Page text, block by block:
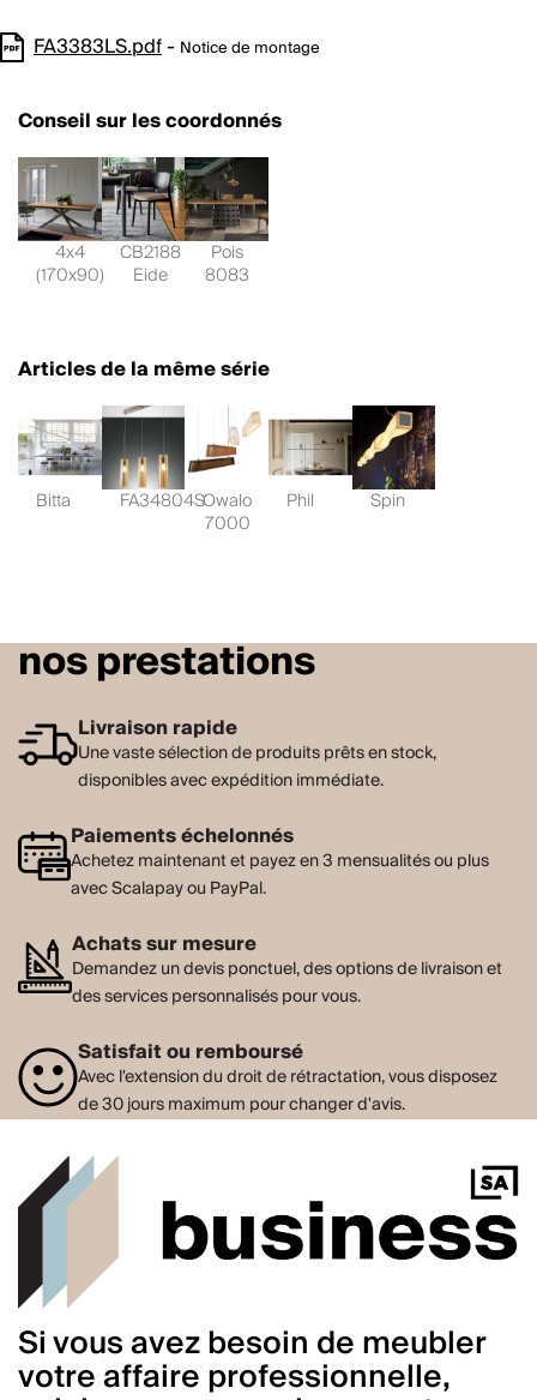
FA3383LS.pdf- Notice de montage
Conseil sur les coordonnés
4x4
(170x90)
CB2188
Eide
Pois
8083
Articles de la même série
Bitta FA34804SOwalo
7000
Phil Spin
nos prestations
Livraison rapide
Une vaste sélection de produits prêts en stock,
disponibles avec expédition immédiate.
Paiements échelonnés
Achetez maintenant et payez en 3 mensualités ou plus
avec Scalapay ou PayPal.
Achats sur mesure
Demandez un devis ponctuel, des options de livraison et
des services personnalisés pour vous.
Satisfait ou remboursé
Avec l'extension du droit de rétractation, vous disposez
de 30 jours maximum pour changer d'avis.
Si vous avez besoin de meubler
votre affaire professionnelle,